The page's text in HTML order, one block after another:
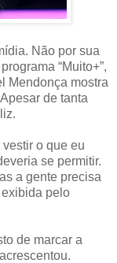
Não por sua
“Muito+”,
Mendonça mostra
de tanta
o que eu
se permitir.
a gente precisa
pelo
de marcar a